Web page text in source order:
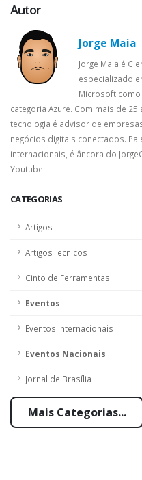
CATEGORIAS
Artigos
ArtigosTecnicos
Cinto de Ferramentas
Eventos
Eventos Internacionais
Eventos Nacionais
Jornal de Brasília
Mais Categorias...
Autor
Jorge Maia
Jorge Maia é
especializado
Microsoft como
categoria Azure. Com mais de
tecnologia é advisor de
negócios digitais conectados.
internacionais, é âncora do
Youtube.